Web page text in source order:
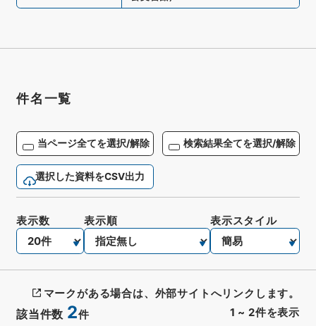
件名一覧
当ページ全てを選択/解除 検索結果全てを選択/解除
選択した資料をCSV出力
該当件数 2件 1 ~ 2件を表示
表示数 表示順 表示スタイル
マークがある場合は、外部サイトへリンクします。